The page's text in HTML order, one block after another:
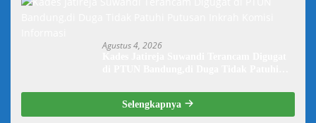
Agustus 4, 2026
Selengkapnya